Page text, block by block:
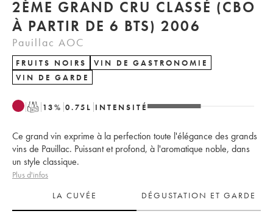
2ÈME GRAND CRU CLASSÉ (CBO
À PARTIR DE 6 BTS) 2006
Pauillac AOC
FRUITS NOIRS
VIN DE GASTRONOMIE
VIN DE GARDE
T 13% 0.75 L INTENSITÉ
Ce grand vin exprime à la perfection toute l'élégance des grands
vins de Pauillac. Puissant et profond, à l'aromatique noble, dans
un style classique.
Plus d'infos
LA CUVÉE
DÉGUSTATION ET GARDE